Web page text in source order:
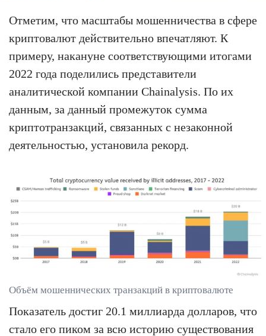
Отметим, что масштабы мошенничества в сфере
криптовалют действительно впечатляют. К
примеру, накануне соответствующими итогами
2022 года поделились представители
аналитической компании Chainalysis. По их
данным, за данный промежуток сумма
криптотранзакций, связанных с незаконной
деятельностью, установила рекорд.
Объём мошеннических транзакций в криптовалюте
Показатель достиг 20.1 миллиарда долларов, что
стало его пиком за всю историю существования